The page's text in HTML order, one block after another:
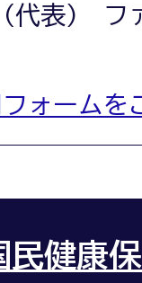
代表) フ
ォームを
民健康